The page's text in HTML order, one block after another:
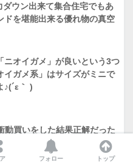
ダウン出来て集合住宅でもあ
ドを堪能出来る優れ物の真空
ニオイガメ」が良いという3つ
イガメ系」はサイズがミニで
♪(´ε｀ )
動買いをした結果正解だった
メリットは？
フォロー トップ